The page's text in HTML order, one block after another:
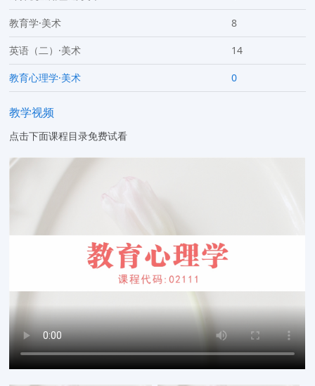
教育学·美术 8
英语（二）·美术 14
教育心理学·美术 0
教学视频
点击下面课程目录免费试看